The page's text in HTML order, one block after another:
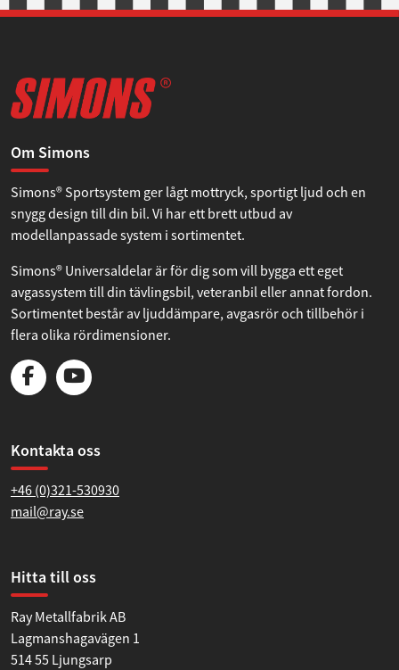
Om Simons
Simons® Sportsystem ger lågt mottryck, sportigt ljud och en
snygg design till din bil. Vi har ett brett utbud av
modellanpassade system i sortimentet.
Simons® Universaldelar är för dig som vill bygga ett eget
avgassystem till din tävlingsbil, veteranbil eller annat fordon.
Sortimentet består av ljuddämpare, avgasrör och tillbehör i
flera olika rördimensioner.
Kontakta oss
+46 (0)321-530930
mail@ray.se
Hitta till oss
Ray Metallfabrik AB
Lagmanshagavägen 1
514 55 Ljungsarp